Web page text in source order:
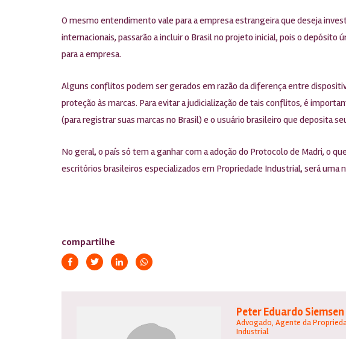
O mesmo entendimento vale para a empresa estrangeira que deseja
internacionais, passarão a incluir o Brasil no projeto inicial, pois o
para a empresa.
Alguns conflitos podem ser gerados em razão da diferença entre
proteção às marcas. Para evitar a judicialização de tais conflitos, é
(para registrar suas marcas no Brasil) e o usuário brasileiro que deposita
No geral, o país só tem a ganhar com a adoção do Protocolo de Madri, o
escritórios brasileiros especializados em Propriedade Industrial, será uma
compartilhe
Peter Eduardo Siemsen
Advogado, Agente da
Industrial